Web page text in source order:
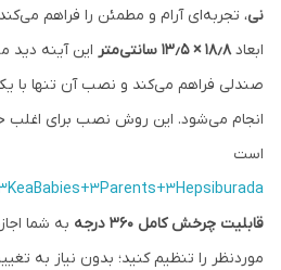
نی، تجربه‌ای آرام و مطمئن را فراهم
ابعاد۱۸٫۸ × ۱۳٫۵ سانتی‌متر
این آینه
صندلی فراهم می‌کند و نصب آن تنها با
انجام می‌شود. این روش نصب برای اغلب
است
Hepsiburada
قابلیت چرخش کامل ۳۶۰ درجه
به شما
موردنظر را تنظیم کنید؛ بدون نیاز به